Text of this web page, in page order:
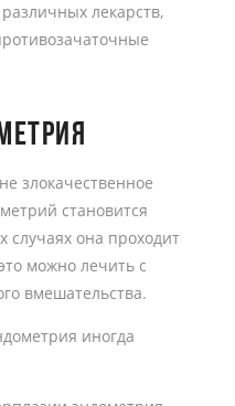
лекарств,
злокачественное
становится
случаях она проходит
можно лечить с
вмешательства.
иногда